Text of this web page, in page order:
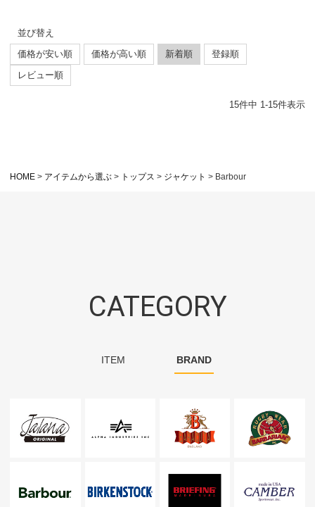
並び替え
価格が安い順
価格が高い順 新着順
登録順
レビュー順
15件中 1-15件表示
HOME アイテムから選ぶ トップス ジャケット Barbour
CATEGORY
ITEM BRAND